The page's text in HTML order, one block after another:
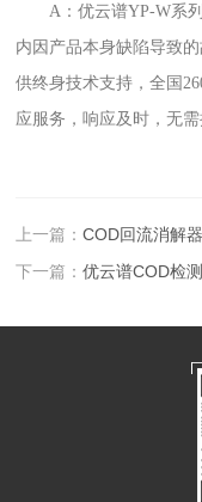
A：优云谱YP-W系
内因产品本身缺陷导致
供终身技术支持，全国
应服务，响应及时，无
上一篇：COD回流消解
下一篇：优云谱COD检